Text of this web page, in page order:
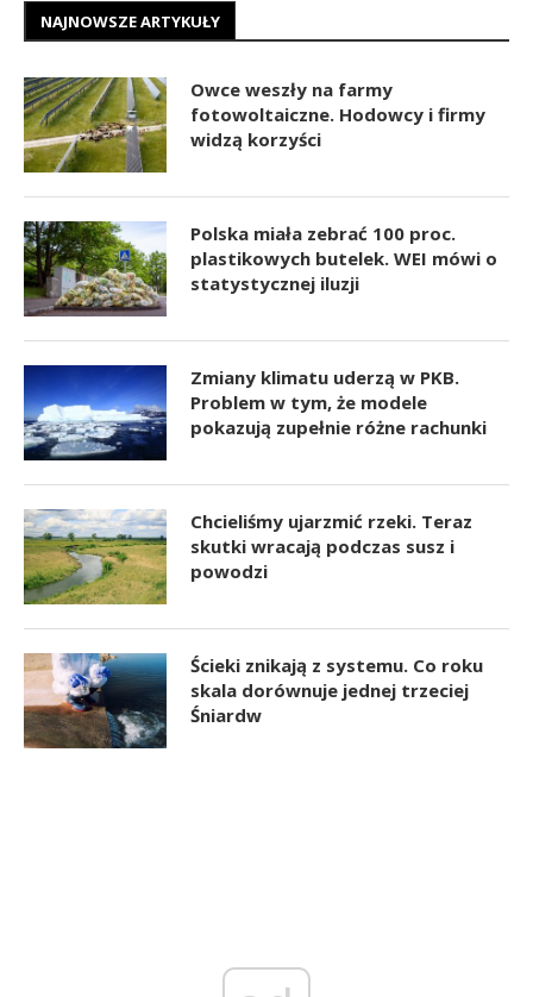
NAJNOWSZE ARTYKUŁY
Owce weszły na farmy
fotowoltaiczne. Hodowcy i firmy
widzą korzyści
Polska miała zebrać 100 proc.
plastikowych butelek. WEI mówi o
statystycznej iluzji
Zmiany klimatu uderzą w PKB.
Problem w tym, że modele
pokazują zupełnie różne rachunki
Chcieliśmy ujarzmić rzeki. Teraz
skutki wracają podczas susz i
powodzi
Ścieki znikają z systemu. Co roku
skala dorównuje jednej trzeciej
Śniardw